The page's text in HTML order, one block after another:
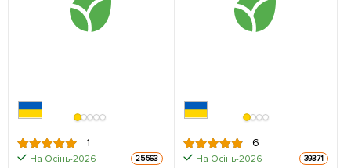
1
На Осінь-2026 25563
6
На Осінь-2026 39371